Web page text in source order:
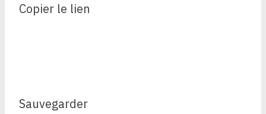
Copier le lien
Sauvegarder